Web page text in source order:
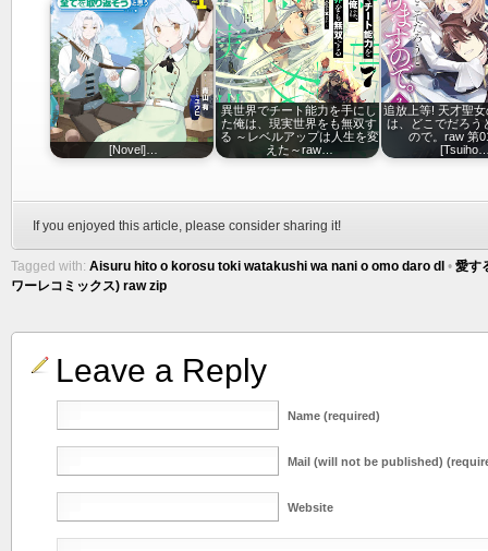
[Novel]…
異世界でチート能力を手にし
た俺は、現実世界をも無双す
る ～レベルアップは人生を変
えた～raw…
追放上等! 天才聖
は、どこでだろう
ので。raw 第
If you enjoyed this article, please consider sharing it!
Tagged with: Aisuru hito o korosu toki watakushi wa nani o omo daro dl • 愛す
ワーレコミックス) raw zip
Leave a Reply
Name (required)
Mail (will not be published)
Website